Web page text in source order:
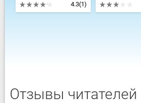
4.3(1)
Отзывы читателей